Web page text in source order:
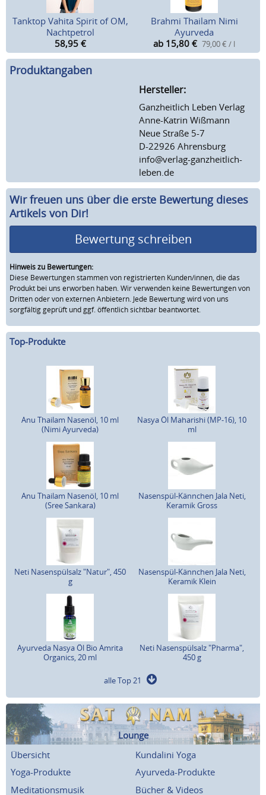
Tanktop Vahita Spirit of OM,
Nachtpetrol
58,95 €
Brahmi Thailam Nimi
Ayurveda
ab 15,80 € 79,00 € / l
Produktangaben
Hersteller:
Ganzheitlich Leben Verlag
Anne-Katrin Wißmann
Neue Straße 5-7
D-22926 Ahrensburg
info@verlag-ganzheitlich-
leben.de
Wir freuen uns über die erste Bewertung dieses
Artikels von Dir!
Bewertung schreiben
Hinweis zu Bewertungen:
Diese Bewertungen stammen von registrierten Kunden/innen, die das
Produkt bei uns erworben haben. Wir verwenden keine Bewertungen von
Dritten oder von externen Anbietern. Jede Bewertung wird von uns
sorgfältig geprüft und ggf. öffentlich sichtbar beantwortet.
Top-Produkte
Anu Thailam Nasenöl, 10 ml
(Nimi Ayurveda)
Nasya Öl Maharishi (MP-16), 10
ml
Anu Thailam Nasenöl, 10 ml
(Sree Sankara)
Nasenspül-Kännchen Jala Neti,
Keramik Gross
Neti Nasenspülsalz "Natur", 450
g
Nasenspül-Kännchen Jala Neti,
Keramik Klein
Ayurveda Nasya Öl Bio Amrita
Organics, 20 ml
Neti Nasenspülsalz "Pharma",
450 g
alle Top 21
Lounge
Übersicht
Kundalini Yoga
Yoga-Produkte
Ayurveda-Produkte
Meditationsmusik
Bücher & Videos